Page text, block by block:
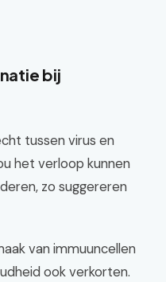
bij
tussen virus en
het verloop kunnen
zo suggereren
van immuuncellen
ook verkorten.